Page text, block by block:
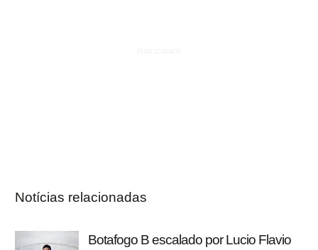
Notícias relacionadas
Botafogo B escalado por Lucio Flavio